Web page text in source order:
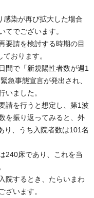
感染が再び拡大した場合
てでございます。
要請を検討する時期の目
おります。
間で「新規陽性者数が週1
急事態宣言が発出され、
いました。
請を行うと想定し、第1波
を振り返ってみると、外
り、うち入院者数は101名
240床であり、これを当
院するとき、たらいまわ
ざいます。